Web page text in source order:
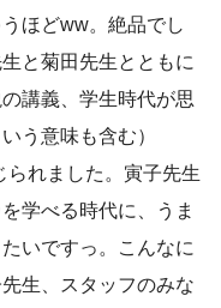
ほどww。絶品でし
と菊田先生とともに
講義、学生時代が思
う意味も含む）
られました。寅子先生
学べる時代に、うま
いですっ。こんなに
生、スタッフのみな